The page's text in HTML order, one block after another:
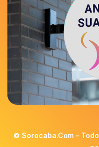
© Sorocaba.Com -